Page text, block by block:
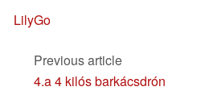
LilyGo
Previous article
4.a 4 kilós barkácsdrón